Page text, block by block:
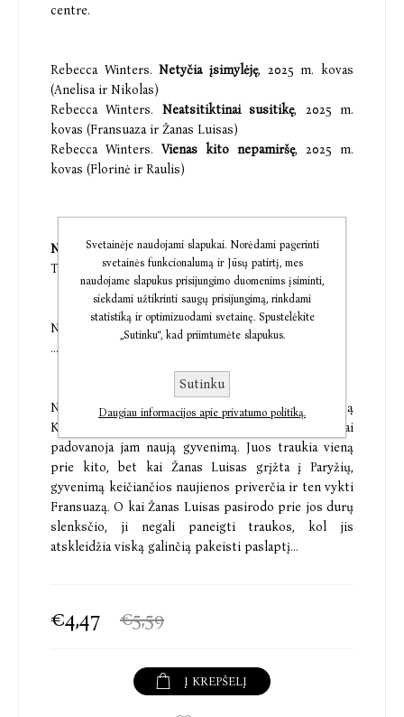
centre.
Rebecca Winters.Netyčia įsimylėję, 2025 m. kovas
(Anelisa ir Nikolas)
Rebecca Winters. Neatsitiktinai susitikę, 2025 m.
kovas (Fransuaza ir Žanas Luisas)
Rebecca Winters. Vienas kito nepamiršę, 2025 m.
kovas (Florinė ir Raulis)
Neatsitiktinai susitikę
Trijų knygų serija Paryžiaus romantika. Antra knyga
Netikėta pažintis…
…su milijardieriumi!
Nicoje sutikusi žavų buvusį kariškį Žaną Luisą
Koselį, gydytoja Fransuaza Valmi kuo tikriausiai
padovanoja jam naują gyvenimą. Juos traukia vieną
prie kito, bet kai Žanas Luisas grįžta į Paryžių,
gyvenimą keičiančios naujienos priverčia ir ten vykti
Fransuazą. O kai Žanas Luisas pasirodo prie jos durų
slenksčio, ji negali paneigti traukos, kol jis
atskleidžia viską galinčią pakeisti paslaptį…
€4,47 €5,59
Į KREPŠELĮ
Svetainėje naudojami slapukai. Norėdami pagerinti
svetainės funkcionalumą ir Jūsų patirtį, mes
naudojame slapukus prisijungimo duomenims įsiminti,
siekdami užtikrinti saugų prisijungimą, rinkdami
statistiką ir optimizuodami svetainę. Spustelėkite
„Sutinku“, kad priimtumėte slapukus.
Sutinku
Daugiau informacijos apie privatumo politiką.